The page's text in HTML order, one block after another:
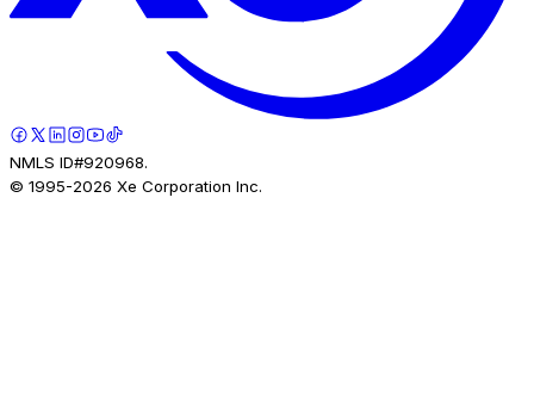
NMLS ID#920968.
© 1995-2026 Xe Corporation Inc.